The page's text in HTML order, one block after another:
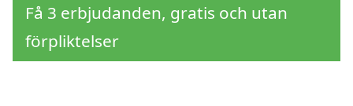
Få 3 erbjudanden, gratis och utan
förpliktelser